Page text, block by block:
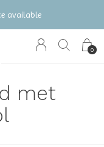
0
available
met